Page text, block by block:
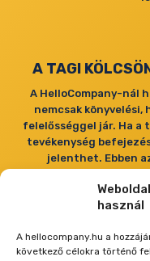
használ
A hellocompany.hu a
következő célokra történő
A TAGI
A HelloCompany-nál
nemcsak könyvelési,
felelősséggel jár. Ha a
tevékenység
jelenthet. Ebben
még ha
felelősségű
kihasználva alapítanak